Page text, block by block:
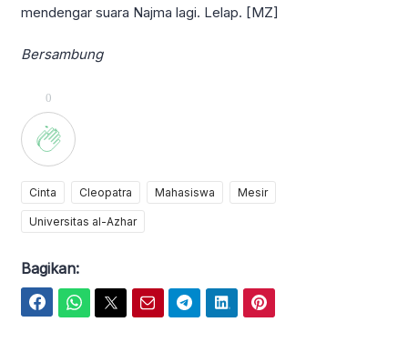
mendengar suara Najma lagi. Lelap. [MZ]
Bersambung
0
Cinta Cleopatra Mahasiswa Mesir
Universitas al-Azhar
Bagikan: